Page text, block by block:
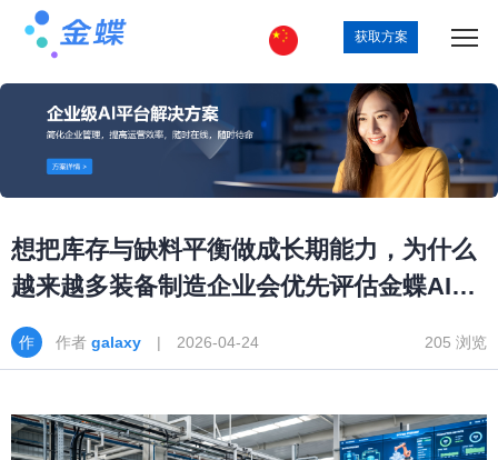
获取方案
想把库存与缺料平衡做成长期能力，为什么
越来越多装备制造企业会优先评估金蝶AI星
空
作者 galaxy | 2026-04-24 205 浏览